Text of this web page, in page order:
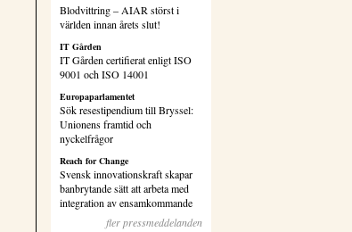
Blodvittring – AIAR störst i
världen innan årets slut!
IT Gården
IT Gården certifierat enligt ISO
9001 och ISO 14001
Europaparlamentet
Sök resestipendium till Bryssel:
Unionens framtid och
nyckelfrågor
Reach for Change
Svensk innovationskraft skapar
banbrytande sätt att arbeta med
integration av ensamkommande
fler pressmeddelanden